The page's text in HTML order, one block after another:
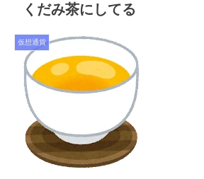
くだみ茶にしてる
仮想通貨